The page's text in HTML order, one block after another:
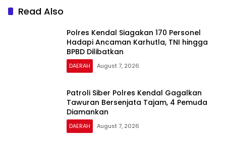
Jaringan
Read Also
Polres Kendal Siagakan 170 Personel
Hadapi Ancaman Karhutla, TNI hingga
BPBD Dilibatkan
DAERAH August 7, 2026
Patroli Siber Polres Kendal Gagalkan
Tawuran Bersenjata Tajam, 4 Pemuda
Diamankan
DAERAH August 7, 2026